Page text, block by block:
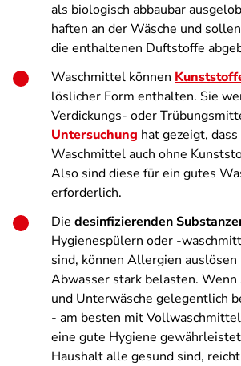
als biologisch abbaubar
haften an der Wäsche und
die enthaltenen Duftstoffe
Waschmittel können
löslicher Form enthalten. Sie
Verdickungs- oder
Untersuchung hat gezeigt,
Waschmittel auch ohne
Also sind diese für ein gutes
erforderlich.
Die desinfizierenden
Hygienespülern oder -
sind, können Allergien auslösen
Abwasser stark belasten. Wenn
und Unterwäsche gelegentlich
- am besten mit
eine gute Hygiene
Haushalt alle gesund sind,